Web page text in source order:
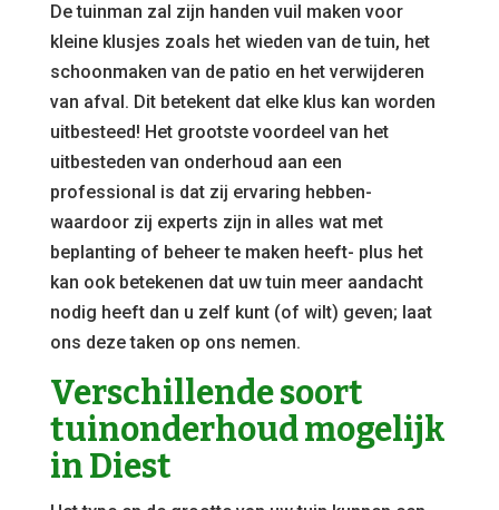
De tuinman zal zijn handen vuil maken voor
kleine klusjes zoals het wieden van de tuin, het
schoonmaken van de patio en het verwijderen
van afval. Dit betekent dat elke klus kan worden
uitbesteed! Het grootste voordeel van het
uitbesteden van onderhoud aan een
professional is dat zij ervaring hebben-
waardoor zij experts zijn in alles wat met
beplanting of beheer te maken heeft- plus het
kan ook betekenen dat uw tuin meer aandacht
nodig heeft dan u zelf kunt (of wilt) geven; laat
ons deze taken op ons nemen.
Verschillende soort
tuinonderhoud mogelijk
in Diest